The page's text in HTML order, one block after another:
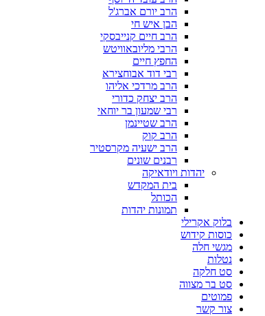
הרב יורם אברג'ל
הבן איש חי
הרב חיים קנייבסקי
הרבי מליובאוויטש
החפץ חיים
רבי דוד אבוחצירא
הרב מרדכי אליהו
הרב יצחק כדורי
רבי שמעון בר יוחאי
הרב שטיינמן
הרב קוק
הרב ישעיה מקרסטיר
רבנים שונים
יהדות ויודאיקה
בית המקדש
הכותל
תמונות יהדות
בלוק אקרילי
כוסות קידוש
מגשי חלה
נטלות
סט חלקה
סט בר מצווה
פמוטים
צור קשר